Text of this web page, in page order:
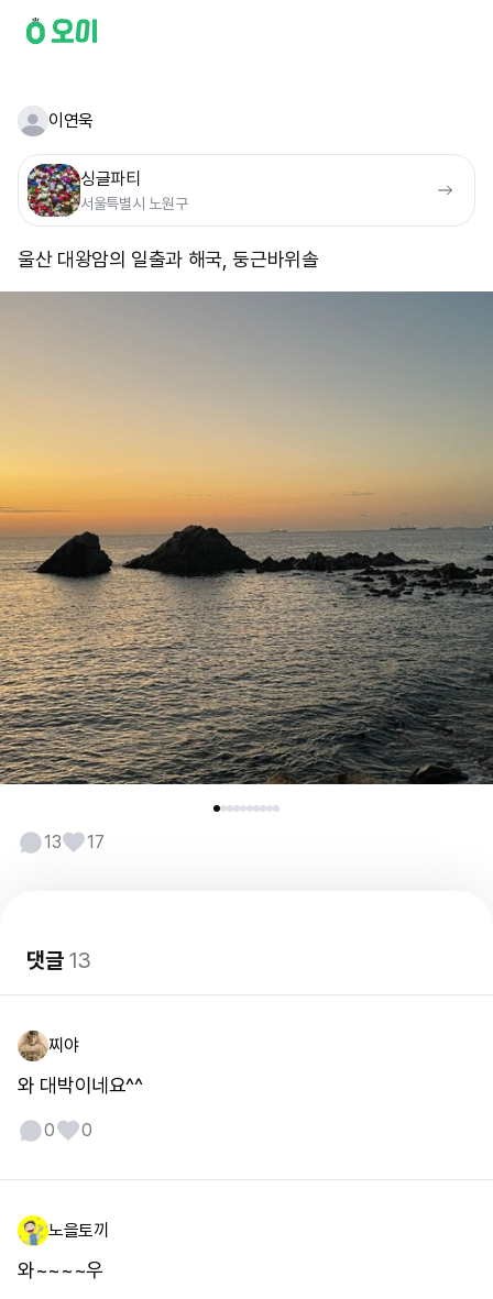
이연욱
싱글파티
서울특별시 노원구
울산 대왕암의 일출과 해국, 둥근바위솔
13 17
댓글13
찌야
와 대박이네요^^
0 0
노을토끼
와~~~~우